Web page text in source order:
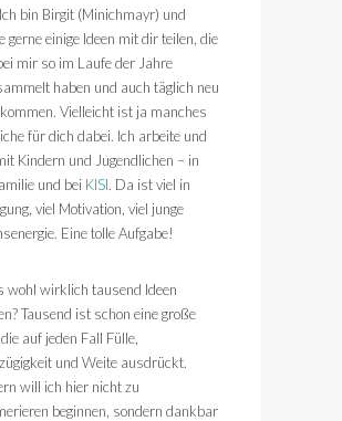
bin Birgit (Minichmayr) und
gerne einige Ideen mit dir teilen, die
mir so im Laufe der Jahre
haben und auch täglich neu
Vielleicht ist ja manches
für dich dabei. Ich arbeite und
Kindern und Jugendlichen – in
und bei KISI. Da ist viel in
viel Motivation, viel junge
Eine tolle Aufgabe!
wohl wirklich tausend Ideen
Tausend ist schon eine große
auf jeden Fall Fülle,
und Weite ausdrückt.
will ich hier nicht zu
beginnen, sondern dankbar